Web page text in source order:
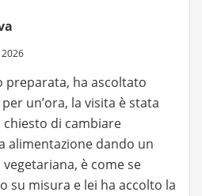
preparata, ha ascoltato
un’ora, la visita è stata
di cambiare
alimentazione dando un
è come se
su misura e lei ha accolto la